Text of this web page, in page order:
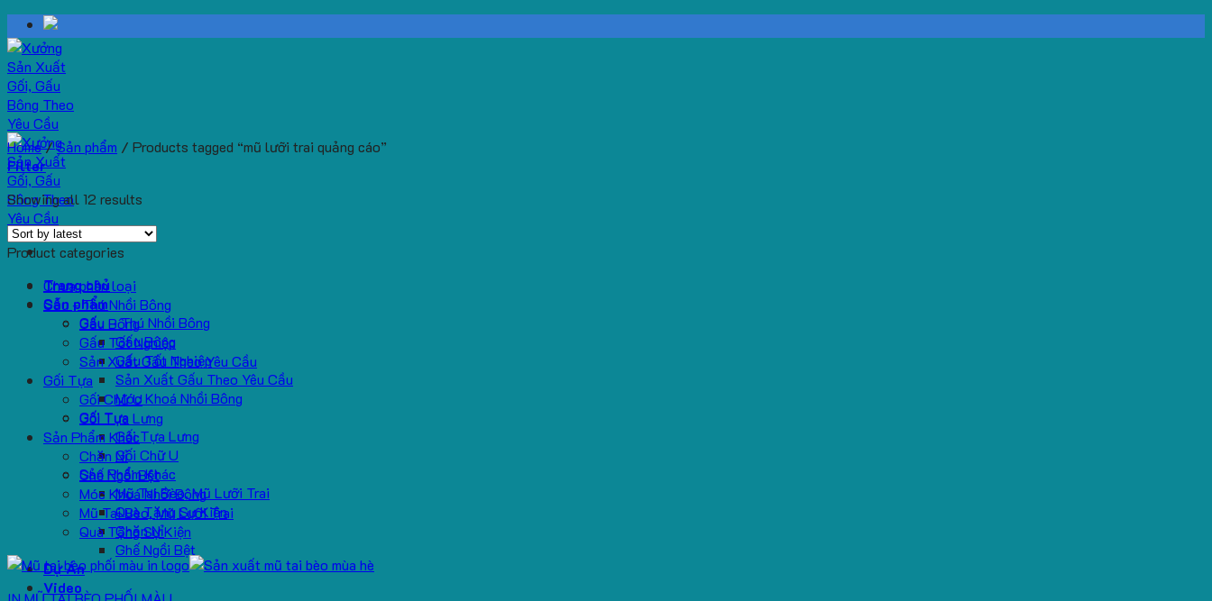
Skip
to
content
Trang chủ
Sản phẩm
Gấu – Thú Nhồi Bông
Gấu Bông
Gấu Tốt Nghiệp
Sản Xuất Gấu Theo Yêu Cầu
Móc Khoá Nhồi Bông
Gối Tựa
Gối Tựa Lưng
Gối Chữ U
Sản Phẩm Khác
Mũ Tai Bèo, Mũ Lưỡi Trai
Quà Tặng Sự Kiện
Chăn Nỉ
Ghế Ngồi Bệt
Dự Án
Video
Home/Sản phẩm / Products tagged “mũ lưỡi trai quảng cáo”
Filter
Showing all 12 results
Product categories
Chưa phân loại
Gấu - Thú Nhồi Bông
Gấu Bông
Gấu Tốt Nghiệp
Sản Xuất Gấu Theo Yêu Cầu
Gối Tựa
Gối Chữ U
Gối Tựa Lưng
Sản Phẩm Khác
Chăn Nỉ
Ghế Ngồi Bệt
Móc Khoá Nhồi Bông
Mũ Tai Bèo, Mũ Lưỡi Trai
Quà Tặng Sự Kiện